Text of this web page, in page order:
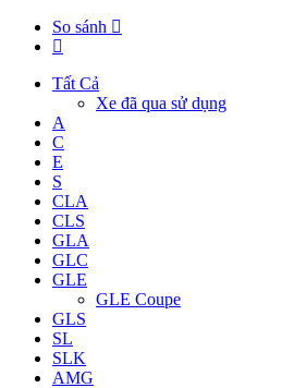
So sánh
Tất Cả
Xe đã qua sử dụng
A
C
E
S
CLA
CLS
GLA
GLC
GLE
GLE Coupe
GLS
SL
SLK
AMG